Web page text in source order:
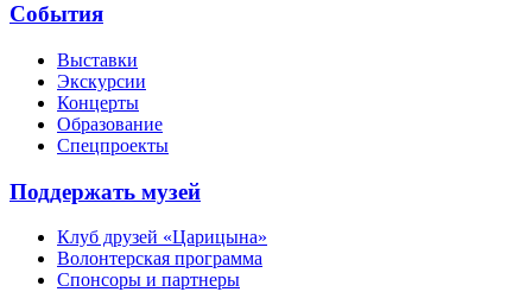
События
Выставки
Экскурсии
Концерты
Образование
Спецпроекты
Поддержать музей
Клуб друзей «Царицына»
Волонтерская программа
Спонсоры и партнеры